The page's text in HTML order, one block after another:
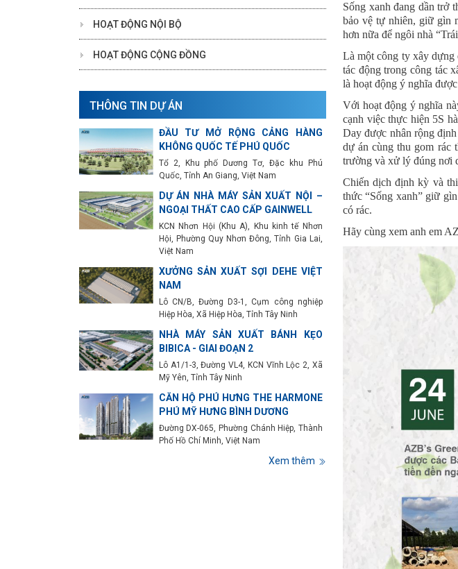
Sống xanh đang dần trở
bảo vệ tự nhiên, giữ gìn
hơn nữa để ngôi nhà
Là một công ty xây
tác động trong công tác
là hoạt động ý nghĩa
Với hoạt động ý nghĩa
cạnh việc thực hiện 5S
Day được nhân rộng
dự án cùng thu gom rác
trường và xử lý đúng nơi
Chiến dịch định kỳ và
thức “Sống xanh” giữ
có rác.
Hãy cùng xem anh em
HOẠT ĐỘNG NỘI BỘ
HOẠT ĐỘNG CỘNG ĐỒNG
THÔNG TIN DỰ ÁN
ĐẦU TƯ MỞ RỘNG CẢNG HÀNG
KHÔNG QUỐC TẾ PHÚ QUỐC
Tổ 2, Khu phố Dương Tơ, Đặc khu Phú
Quốc, Tỉnh An Giang, Việt Nam
DỰ ÁN NHÀ MÁY SẢN XUẤT NỘI –
NGOẠI THẤT CAO CẤP GAINWELL
KCN Nhơn Hội (Khu A), Khu kinh tế Nhơn
Hội, Phường Quy Nhơn Đông, Tỉnh Gia Lai,
Việt Nam
XƯỞNG SẢN XUẤT SỢI DEHE VIỆT
NAM
Lô CN/B, Đường D3-1, Cụm công nghiệp
Hiệp Hòa, Xã Hiệp Hòa, Tỉnh Tây Ninh
NHÀ MÁY SẢN XUẤT BÁNH KẸO
BIBICA - GIAI ĐOẠN 2
Lô A1/1-3, Đường VL4, KCN Vĩnh Lộc 2, Xã
Mỹ Yên, Tỉnh Tây Ninh
CĂN HỘ PHÚ HƯNG THE HARMONE
PHÚ MỸ HƯNG BÌNH DƯƠNG
Đường DX-065, Phường Chánh Hiệp, Thành
Phố Hồ Chí Minh, Việt Nam
Xem thêm